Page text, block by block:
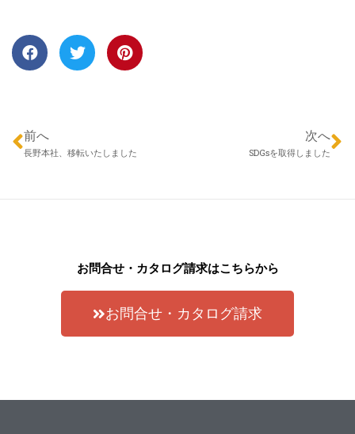
前へ
長野本社、移転いたしました
次へ
SDGsを取得しました
お問合せ・カタログ請求はこちらから
お問合せ・カタログ請求